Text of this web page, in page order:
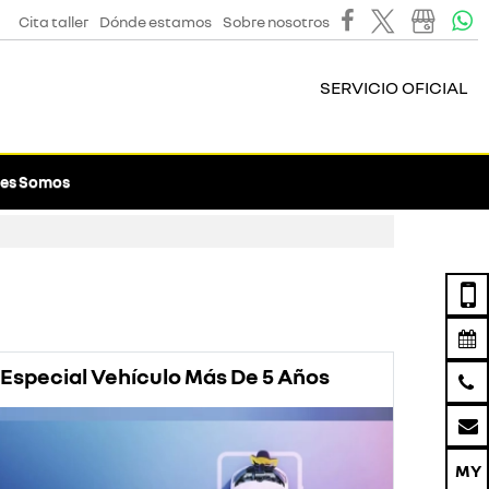
Cita taller Dónde estamos Sobre nosotros
SERVICIO OFICIAL
Somos
Especial Vehículo Más De 5 Años